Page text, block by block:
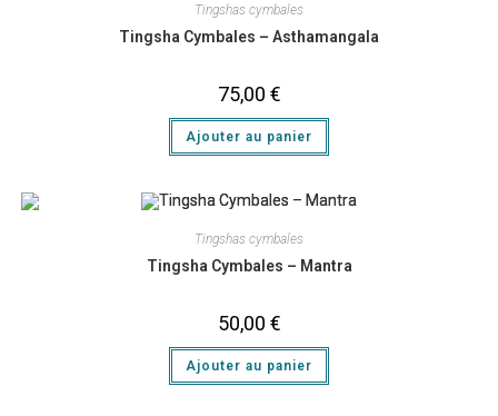
Tingshas cymbales
Tingsha Cymbales – Asthamangala
75,00 €
Ajouter au panier
Tingshas cymbales
Tingsha Cymbales – Mantra
50,00 €
Ajouter au panier